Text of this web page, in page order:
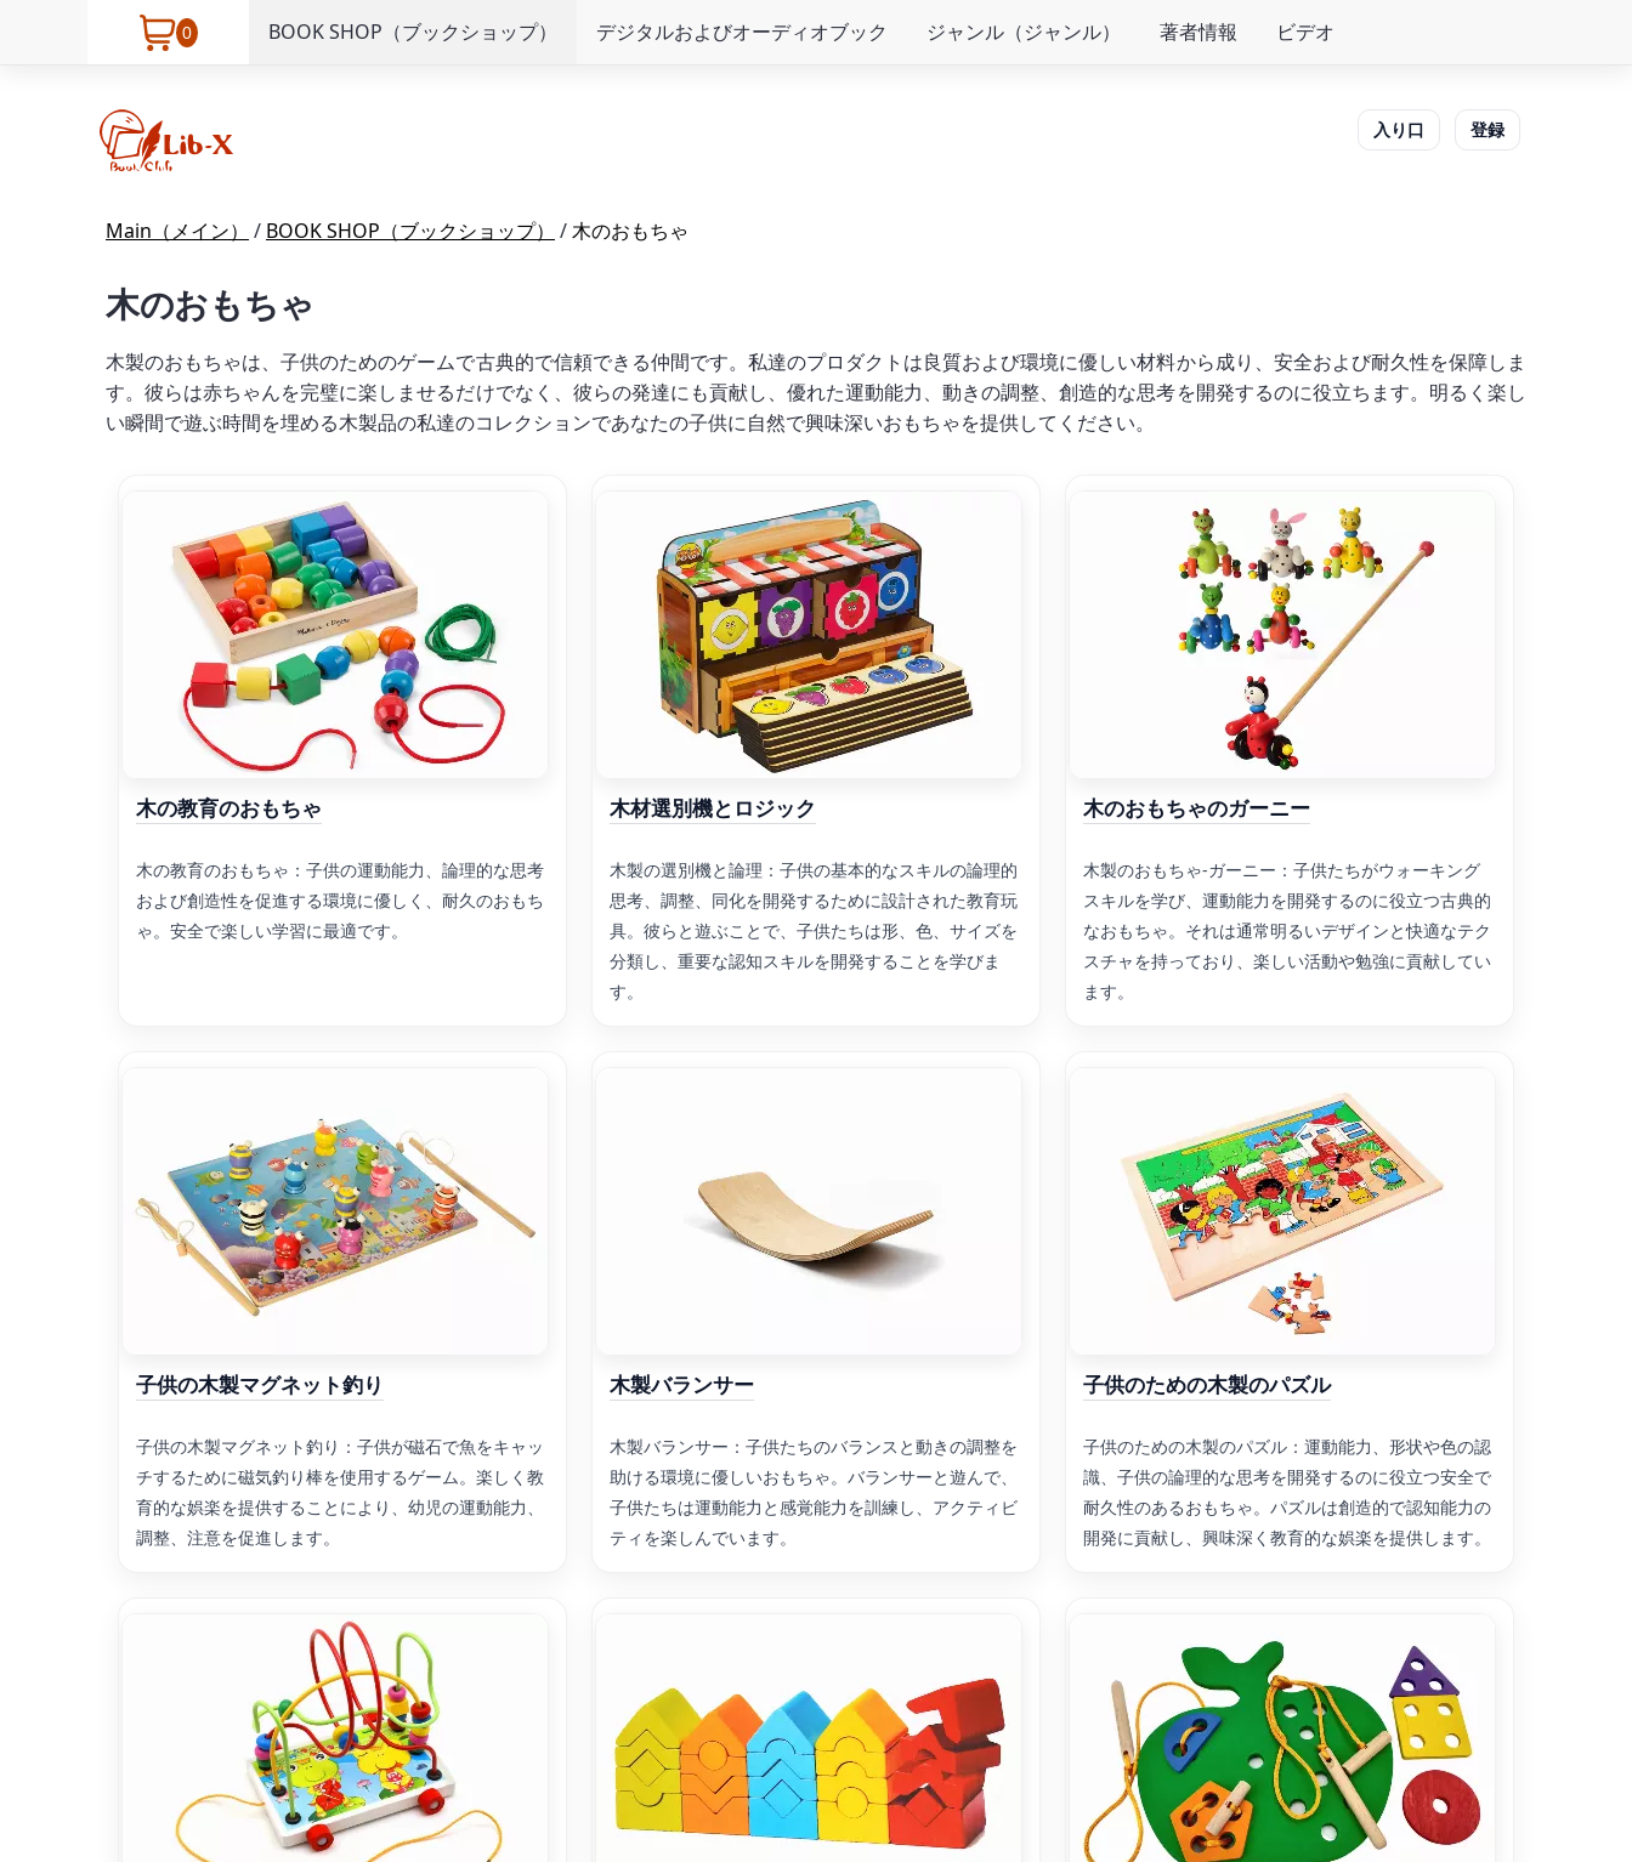
0 BOOK SHOP（ブックショップ） デジタルおよびオーディオブック ジャンル（ジャンル） 著者情報 ビデオ
入り口 登録
Main（メイン） / BOOK SHOP（ブックショップ） /木のおもちゃ
木のおもちゃ
木製のおもちゃは、子供のためのゲームで古典的で信頼できる仲間です。私達のプロダクトは良質および環境に優しい材料から成り、安全および耐久性を保障しま
す。彼らは赤ちゃんを完璧に楽しませるだけでなく、彼らの発達にも貢献し、優れた運動能力、動きの調整、創造的な思考を開発するのに役立ちます。明るく楽し
い瞬間で遊ぶ時間を埋める木製品の私達のコレクションであなたの子供に自然で興味深いおもちゃを提供してください。
木の教育のおもちゃ
木の教育のおもちゃ：子供の運動能力、論理的な思考
および創造性を促進する環境に優しく、耐久のおもち
ゃ。安全で楽しい学習に最適です。
木材選別機とロジック
木製の選別機と論理：子供の基本的なスキルの論理的
思考、調整、同化を開発するために設計された教育玩
具。彼らと遊ぶことで、子供たちは形、色、サイズを
分類し、重要な認知スキルを開発することを学びま
す。
木のおもちゃのガーニー
木製のおもちゃ-ガーニー：子供たちがウォーキング
スキルを学び、運動能力を開発するのに役立つ古典的
なおもちゃ。それは通常明るいデザインと快適なテク
スチャを持っており、楽しい活動や勉強に貢献してい
ます。
子供の木製マグネット釣り
子供の木製マグネット釣り：子供が磁石で魚をキャッ
チするために磁気釣り棒を使用するゲーム。楽しく教
育的な娯楽を提供することにより、幼児の運動能力、
調整、注意を促進します。
木製バランサー
木製バランサー：子供たちのバランスと動きの調整を
助ける環境に優しいおもちゃ。バランサーと遊んで、
子供たちは運動能力と感覚能力を訓練し、アクティビ
ティを楽しんでいます。
子供のための木製のパズル
子供のための木製のパズル：運動能力、形状や色の認
識、子供の論理的な思考を開発するのに役立つ安全で
耐久性のあるおもちゃ。パズルは創造的で認知能力の
開発に貢献し、興味深く教育的な娯楽を提供します。